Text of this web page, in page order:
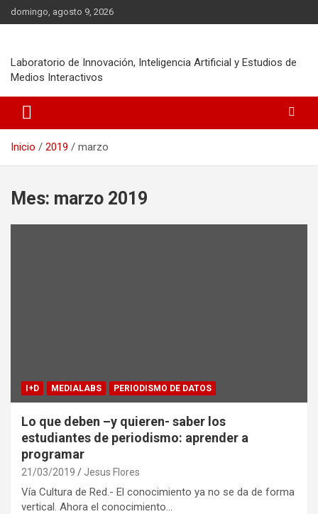
Saltar
al
domingo, agosto 9, 2026
Laboratorio de Innovación, Inteligencia Artificial y Estudios de
Medios Interactivos
Inicio 2019 marzo
Mes: marzo 2019
I+D MEDIALABS PERIODISMO DE DATOS
Lo que deben –y quieren- saber los
estudiantes de periodismo: aprender a
programar
21/03/2019 Jesus Flores
Vía Cultura de Red.- El conocimiento ya no se da de forma
vertical. Ahora el conocimiento…